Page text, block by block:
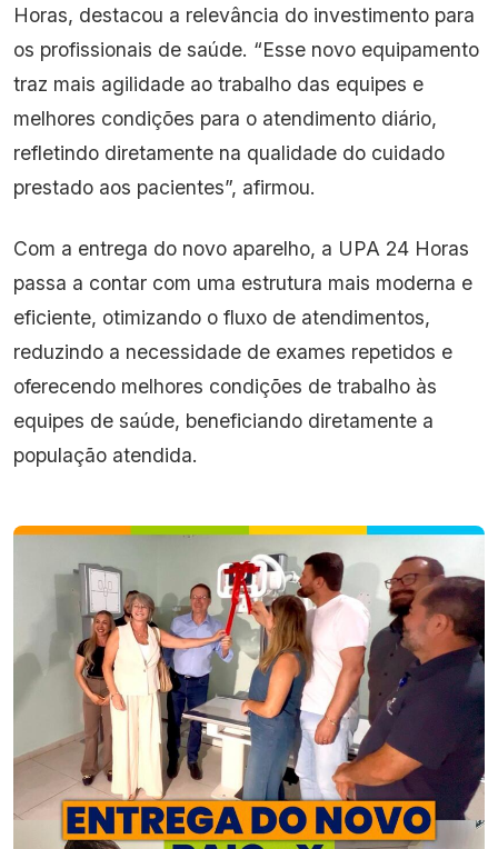
Horas, destacou a relevância do investimento para
os profissionais de saúde. “Esse novo equipamento
traz mais agilidade ao trabalho das equipes e
melhores condições para o atendimento diário,
refletindo diretamente na qualidade do cuidado
prestado aos pacientes”, afirmou.
Com a entrega do novo aparelho, a UPA 24 Horas
passa a contar com uma estrutura mais moderna e
eficiente, otimizando o fluxo de atendimentos,
reduzindo a necessidade de exames repetidos e
oferecendo melhores condições de trabalho às
equipes de saúde, beneficiando diretamente a
população atendida.